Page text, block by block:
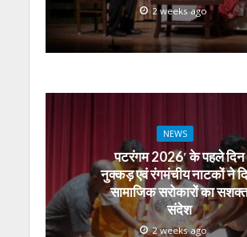
2 weeks ago
NEWS
पटरंगम 2026′ के पहले दिन
नुक्कड़ एवं रंगमंचीय नाटकों ने
सामाजिक सरोकारों का
संदेश
2 weeks ago